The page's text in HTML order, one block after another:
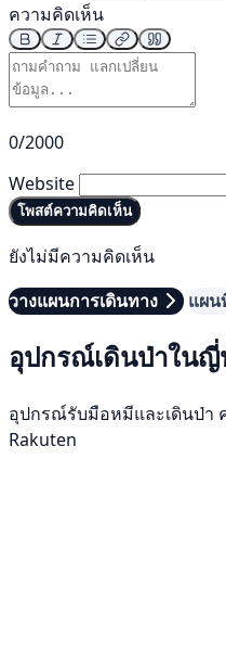
ความคิดเห็น
0/2000
Website
โพสต์ความคิดเห็น
ยังไม่มีความคิดเห็น
วางแผนการเดินทาง
แผน
อุปกรณ์เดินป่าใน
อุปกรณ์รับมือหมีและเดินป่า
Rakuten